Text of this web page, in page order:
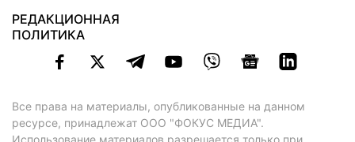
РЕДАКЦИОННАЯ
ПОЛИТИКА
Все права на материалы, опубликованные на данном
ресурсе, принадлежат ООО "ФОКУС МЕДИА".
Использование материалов разрешается только при